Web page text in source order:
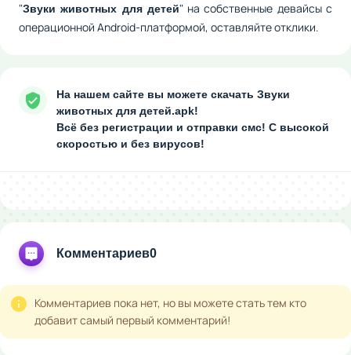
"Звуки животных для детей" на собственные девайсы с
операционной Android-платформой, оставляйте отклики.
На нашем сайте вы можете скачать Звуки
животных для детей.apk!
Всё без регистрации и отправки смс! С высокой
скоростью и без вирусов!
Комментариев0
Комментариев пока нет, но вы можете стать тем кто
добавит самый первый комментарий!